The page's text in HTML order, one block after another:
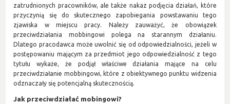
zatrudnionych pracowników, ale także nakaz podjęcia działań, które
przyczynią się do skutecznego zapobiegania powstawaniu tego
zjawiska w miejscu pracy. Należy zauważyć, że obowiązek
przeciwdziałania mobbingowi polega na starannym działaniu.
Dlatego pracodawca może uwolnić się od odpowiedzialności, jeżeli w
postępowaniu mającym za przedmiot jego odpowiedzialność z tego
tytułu wykaże, że podjął właściwe działania mające na celu
przeciwdziałanie mobbingowi, które z obiektywnego punktu widzenia
odznaczały się potencjalną skutecznością.
Jak przeciwdziałać mobingowi?